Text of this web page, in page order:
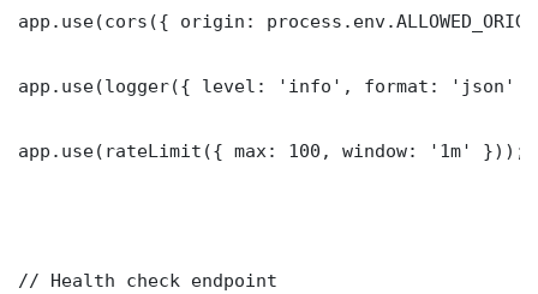
app.use(cors({ origin:
app.use(logger({ level: 'info', format: 'json'
app.use(rateLimit({ max: 100, window: '1m' }));
// Health check endpoint